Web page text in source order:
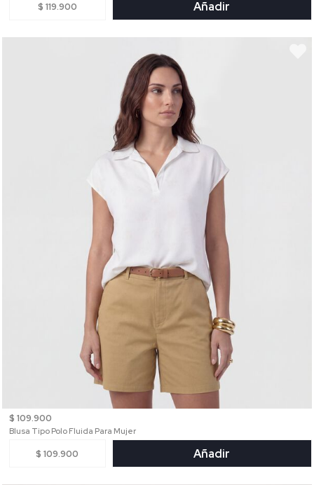
$ 119.900 Añadir
$ 109.900
Blusa Tipo Polo Fluida Para Mujer
$ 109.900 Añadir